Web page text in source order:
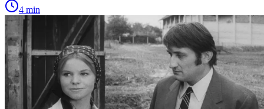
4 min